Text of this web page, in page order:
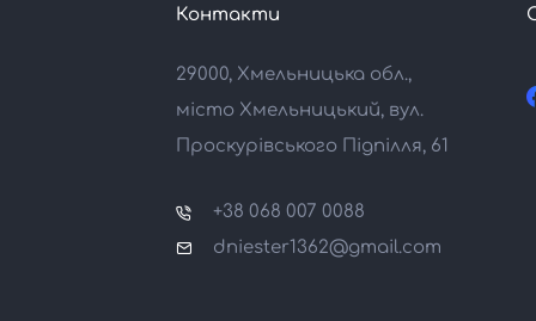
Контакти
29000, Хмельницька обл.,
місто Хмельницький, вул.
Проскурівського Підпілля, 61
+38 068 007 0088
dniester1362@gmail.com